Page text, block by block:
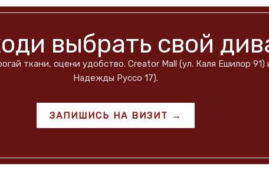
выбрать свой
ткани, оцени удобство. Creator Mall (ул. Каля Ешилор 91)
Надежды Руссо 17).
ЗАПИШИСЬ НА ВИЗИТ →